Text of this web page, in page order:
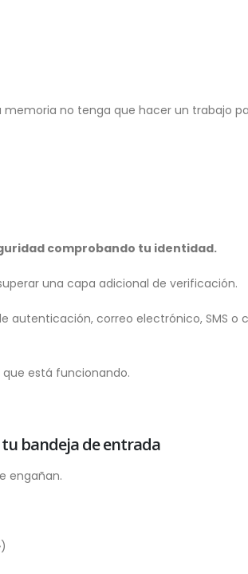
no tenga que hacer un trabajo
comprobando tu identidad.
una capa adicional de verificación.
autenticación, correo electrónico, SMS
está funcionando.
tu bandeja de entrada
engañan.